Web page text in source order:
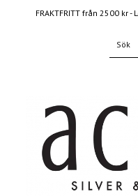
FRAKTFRITT från 2500 kr